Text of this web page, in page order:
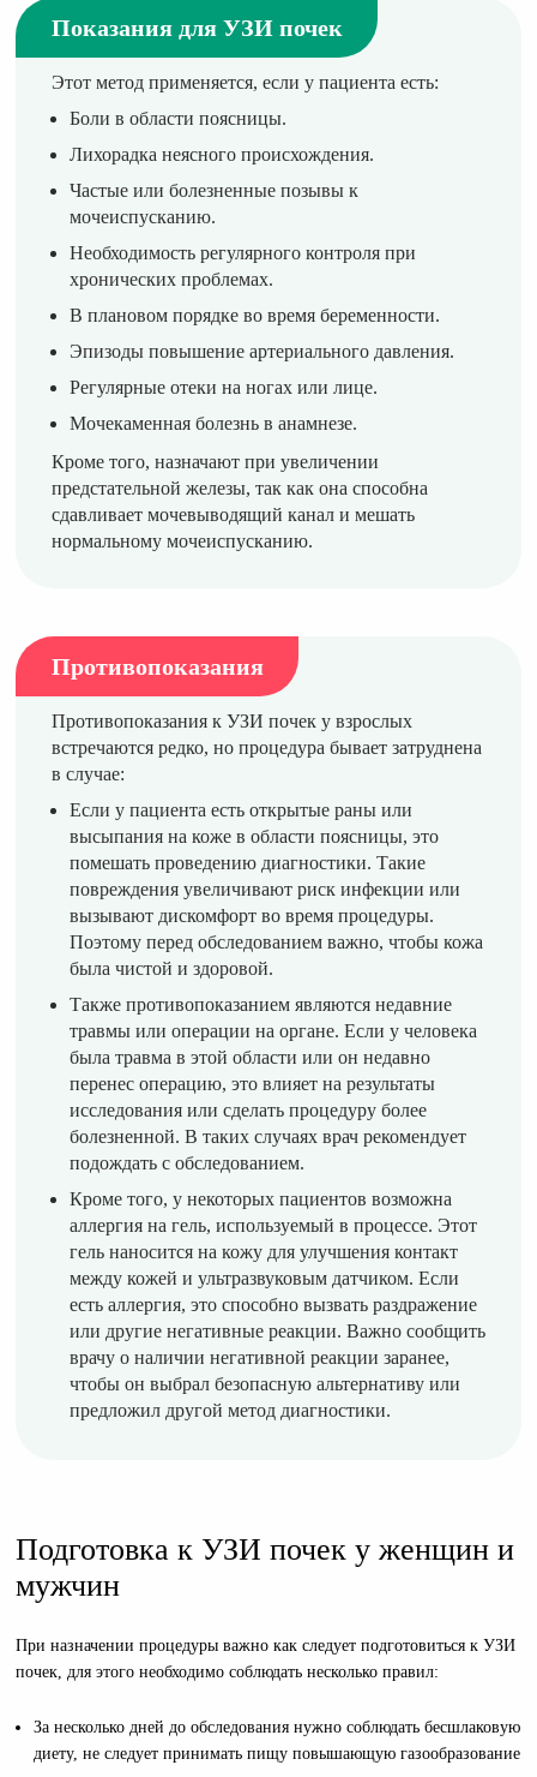
Показания для УЗИ почек
Этот метод применяется, если у пациента есть:
Боли в области поясницы.
Лихорадка неясного происхождения.
Частые или болезненные позывы к
мочеиспусканию.
Необходимость регулярного контроля при
хронических проблемах.
В плановом порядке во время беременности.
Эпизоды повышение артериального давления.
Регулярные отеки на ногах или лице.
Мочекаменная болезнь в анамнезе.
Кроме того, назначают при увеличении
предстательной железы, так как она способна
сдавливает мочевыводящий канал и мешать
нормальному мочеиспусканию.
Противопоказания
Противопоказания к УЗИ почек у взрослых
встречаются редко, но процедура бывает затруднена
в случае:
Если у пациента есть открытые раны или
высыпания на коже в области поясницы, это
помешать проведению диагностики. Такие
повреждения увеличивают риск инфекции или
вызывают дискомфорт во время процедуры.
Поэтому перед обследованием важно, чтобы кожа
была чистой и здоровой.
Также противопоказанием являются недавние
травмы или операции на органе. Если у человека
была травма в этой области или он недавно
перенес операцию, это влияет на результаты
исследования или сделать процедуру более
болезненной. В таких случаях врач рекомендует
подождать с обследованием.
Кроме того, у некоторых пациентов возможна
аллергия на гель, используемый в процессе. Этот
гель наносится на кожу для улучшения контакт
между кожей и ультразвуковым датчиком. Если
есть аллергия, это способно вызвать раздражение
или другие негативные реакции. Важно сообщить
врачу о наличии негативной реакции заранее,
чтобы он выбрал безопасную альтернативу или
предложил другой метод диагностики.
Подготовка к УЗИ почек у женщин и
мужчин
При назначении процедуры важно как следует подготовиться к УЗИ
почек, для этого необходимо соблюдать несколько правил:
За несколько дней до обследования нужно соблюдать бесшлаковую
диету, не следует принимать пищу повышающую газообразование